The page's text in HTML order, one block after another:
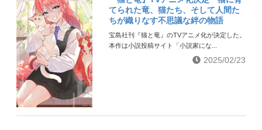
てられた竜、猫たち、そして人間た
ちが織りなす不思議な絆の物語
宝島社刊『猫と竜』のTVアニメ化が決定した。
本作は小説投稿サイト「小説家にな...
2025/02/23